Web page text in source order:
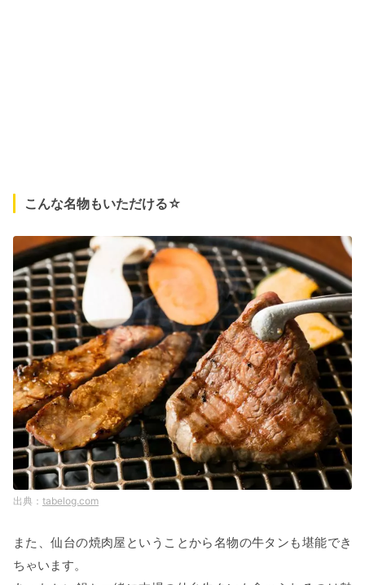
こんな名物もいただける☆
tabelog.com
また、仙台の焼肉屋ということから名物の牛タンも堪能でき
ちゃいます。